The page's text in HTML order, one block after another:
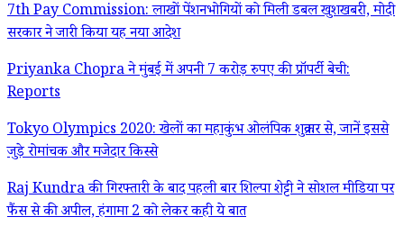
7th Pay Commission: लाखों पेंशनभोगियों को मिली डबल खुशखबरी, मोदी
सरकार ने जारी किया यह नया आदेश
Priyanka Chopra ने मुंबई में अपनी 7 करोड़ रुपए की प्रॉपर्टी बेची:
Reports
Tokyo Olympics 2020: खेलों का महाकुंभ ओलंपिक शुक्रवार से, जानें इससे
जुड़े रोमांचक और मजेदार किस्से
Raj Kundra की गिरफ्तारी के बाद पहली बार शिल्पा शेट्टी ने सोशल मीडिया पर
फैंस से की अपील, हंगामा 2 को लेकर कही ये बात